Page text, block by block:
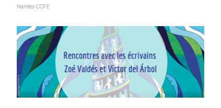
Nantes CCFE